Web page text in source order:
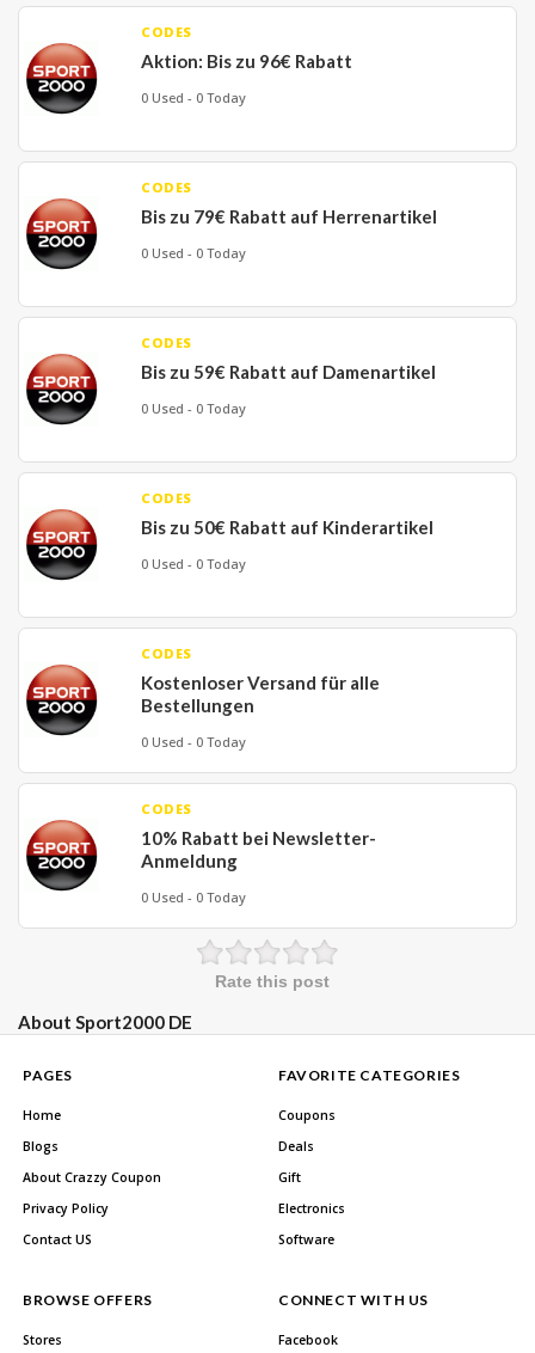
CODES
Aktion: Bis zu 96€ Rabatt
0 Used - 0 Today
CODES
Bis zu 79€ Rabatt auf Herrenartikel
0 Used - 0 Today
CODES
Bis zu 59€ Rabatt auf Damenartikel
0 Used - 0 Today
CODES
Bis zu 50€ Rabatt auf Kinderartikel
0 Used - 0 Today
CODES
Kostenloser Versand für alle
Bestellungen
0 Used - 0 Today
CODES
10% Rabatt bei Newsletter-
Anmeldung
0 Used - 0 Today
Rate this post
About Sport2000 DE
PAGES
Home
Blogs
About Crazzy Coupon
Privacy Policy
Contact US
FAVORITE CATEGORIES
Coupons
Deals
Gift
Electronics
Software
BROWSE OFFERS
Stores
CONNECT WITH US
Facebook